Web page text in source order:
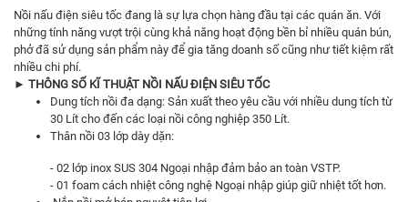
Nồi nấu điện siêu tốc đang là sự lựa chọn hàng đầu tại các quán ăn. Với
những tính năng vượt trội cùng khả năng hoạt động bền bỉ nhiều quán bún,
phở đã sử dụng sản phẩm này để gia tăng doanh số cũng như tiết kiệm rất
nhiều chi phí.
► THÔNG SỐ KĨ THUẬT NỒI NẤU ĐIỆN SIÊU TỐC
Dung tích nồi đa dạng: Sản xuất theo yêu cầu với nhiều dung tích từ
30 Lít cho đến các loại nồi công nghiệp 350 Lít.
Thân nồi 03 lớp dày dặn:
- 02 lớp inox SUS 304 Ngoại nhập đảm bảo an toàn VSTP.
- 01 foam cách nhiệt công nghệ Ngoại nhập giúp giữ nhiệt tốt hơn.